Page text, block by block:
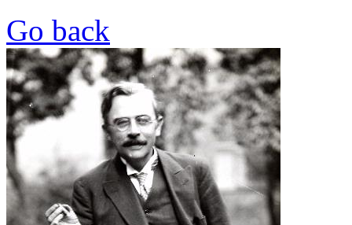
Go back